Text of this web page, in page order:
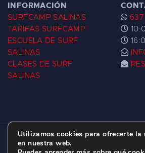
INFORMACIÓN
SURFCAMP SALINAS
TARIFAS SURFCAMP
ESCUELA DE SURF
SALINAS
CLASES DE SURF
SALINAS
ESCUELA DE SURF LAS
Utilizamos cookies para ofrecerte la
en nuestra web.